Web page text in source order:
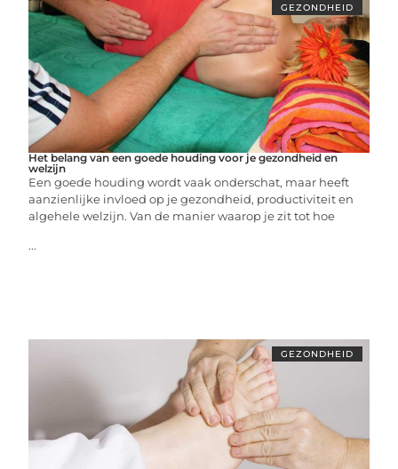
GEZONDHEID
Het belang van een goede houding voor je gezondheid en
welzijn
Een goede houding wordt vaak onderschat, maar heeft
aanzienlijke invloed op je gezondheid, productiviteit en
algehele welzijn. Van de manier waarop je zit tot hoe
...
GEZONDHEID